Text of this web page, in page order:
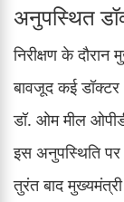
अनुपस्थित
निरीक्षण के
बावजूद कई
डॉ. ओम मील
इस अनुपस्थिति
तुरंत बाद